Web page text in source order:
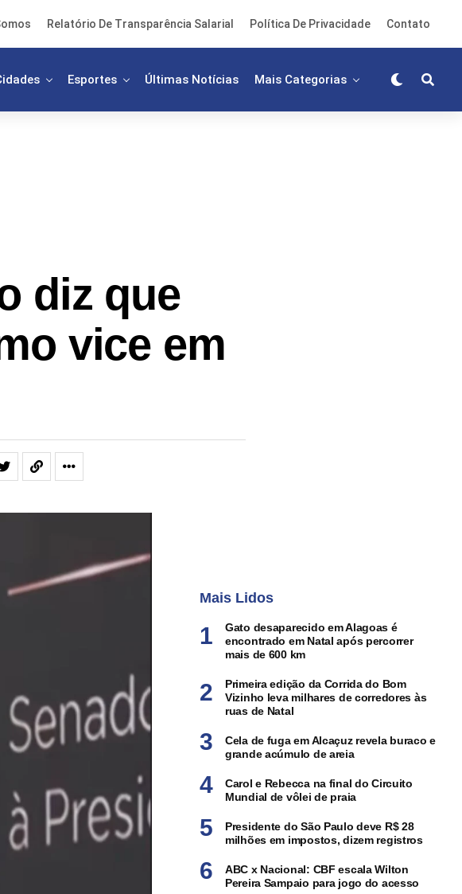
Relatório De Transparência Salarial Política De Privacidade Contato
Esportes Últimas Notícias Mais Categorias
diz que
vice em
Mais Lidos
Gato desaparecido em Alagoas é
encontrado em Natal após percorrer
mais de 600 km
Primeira edição da Corrida do Bom
Vizinho leva milhares de corredores às
ruas de Natal
Cela de fuga em Alcaçuz revela buraco e
grande acúmulo de areia
Carol e Rebecca na final do Circuito
Mundial de vôlei de praia
Presidente do São Paulo deve R$ 28
milhões em impostos, dizem registros
ABC x Nacional: CBF escala Wilton
Pereira Sampaio para jogo do acesso